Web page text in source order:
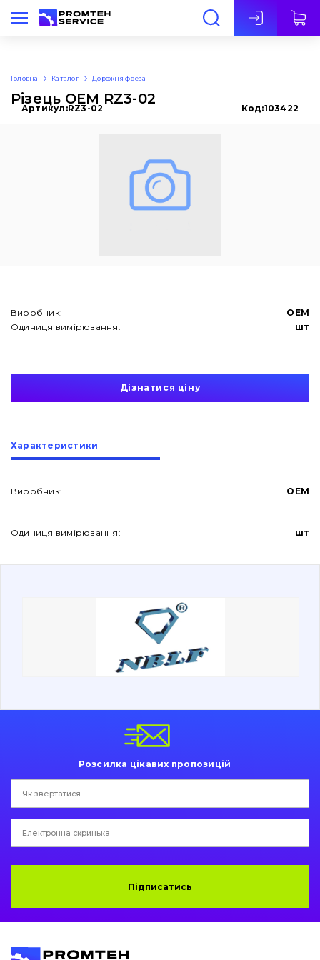
Укр
Про нас
Контакти
Вакансії
Фільтри та мастильні матеріали
Захист (ковша, адаптера)
Пальці та Втулки
Гідравліка
написати
листа
Головна Каталог Дорожня фреза
Різець OEM RZ3-02
Артикул:RZ3-02 Код:103422
Виробник:
OEM
Одиниця вимірювання:
шт
Дізнатися ціну
Характеристики
Виробник: OEM
Одиниця вимірювання: шт
Розсилка цікавих пропозицій
Підписатись